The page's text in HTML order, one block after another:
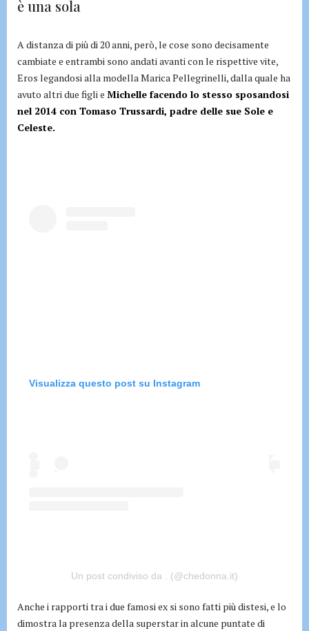
è una sola
A distanza di più di 20 anni, però, le cose sono decisamente
cambiate e entrambi sono andati avanti con le rispettive vite,
Eros legandosi alla modella Marica Pellegrinelli, dalla quale ha
avuto altri due figli e Michelle facendo lo stesso sposandosi
nel 2014 con Tomaso Trussardi, padre delle sue Sole e
Celeste.
Visualizza questo post su Instagram
Un post condiviso da . (@chedonna.it)
Anche i rapporti tra i due famosi ex si sono fatti più distesi, e lo
dimostra la presenza della superstar in alcune puntate di